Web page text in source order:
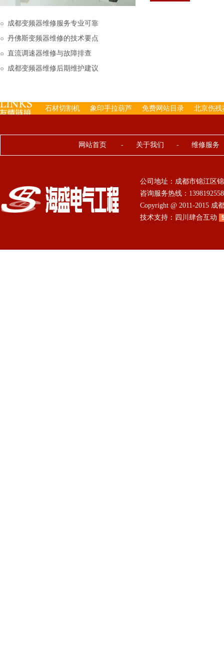
下来的，机内已经存有
成都变频器维修服务专业可靠
丹佛斯变频器维修的技术要点
直流调速器维修与故障排查
成都变频器维修后期维护建议
石材切割机 象印手拉葫芦 免费网站目录 北京伤残
网站首页 - 关于我们 - 维修服务
公司地址：成都市锦江区
咨询服务热线：
Copyright @ 2011-2015
技术支持： 四川肆合互动